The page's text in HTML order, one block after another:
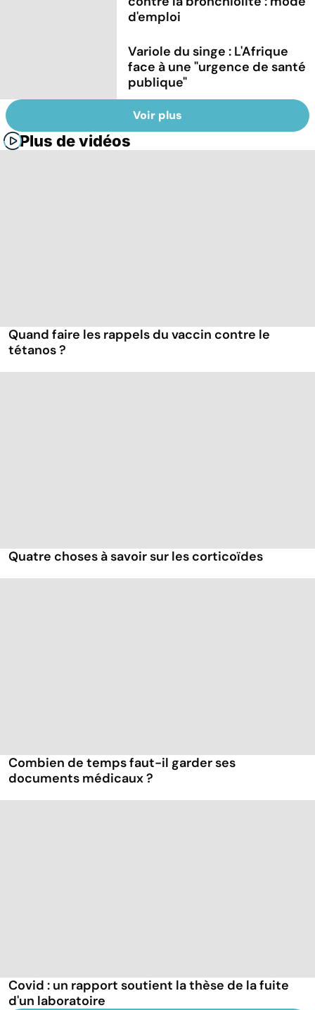
d'emploi
Variole du singe : L'Afrique
face à une "urgence de santé
publique"
Voir plus
Plus de vidéos
Quand faire les rappels du vaccin contre le
tétanos ?
Quatre choses à savoir sur les corticoïdes
Combien de temps faut-il garder ses
documents médicaux ?
Covid : un rapport soutient la thèse de la fuite
d'un laboratoire